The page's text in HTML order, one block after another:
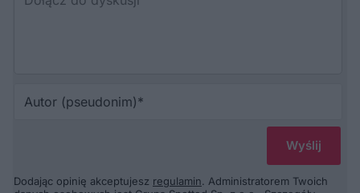
Dodając opinię akceptujesz regulamin. Administratorem Twoich